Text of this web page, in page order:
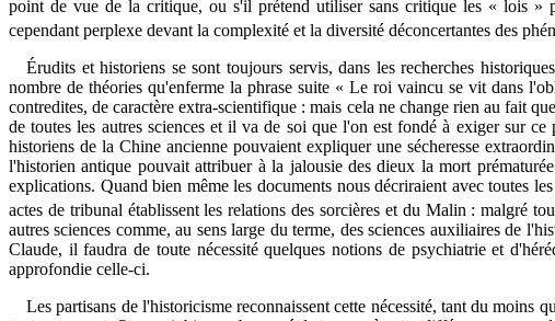
point de vue de la critique, ou s'il prétend utiliser sans critique les « lois »
cependant perplexe devant la complexité et la diversité déconcertantes des
Érudits et historiens se sont toujours servis, dans les recherches
nombre de théories qu'enferme la phrase suite « Le roi vaincu se vit dans
contredites, de caractère extra-scientifique : mais cela ne change rien au fait
de toutes les autres sciences et il va de soi que l'on est fondé à exiger sur
historiens de la Chine ancienne pouvaient expliquer une sécheresse
l'historien antique pouvait attribuer à la jalousie des dieux la mort
explications. Quand bien même les documents nous décriraient avec toutes
actes de tribunal établissent les relations des sorcières et du Malin : malgré
autres sciences comme, au sens large du terme, des sciences auxiliaires de
Claude, il faudra de toute nécessité quelques notions de psychiatrie et
approfondie celle-ci.
Les partisans de l'historicisme reconnaissent cette nécessité, tant du